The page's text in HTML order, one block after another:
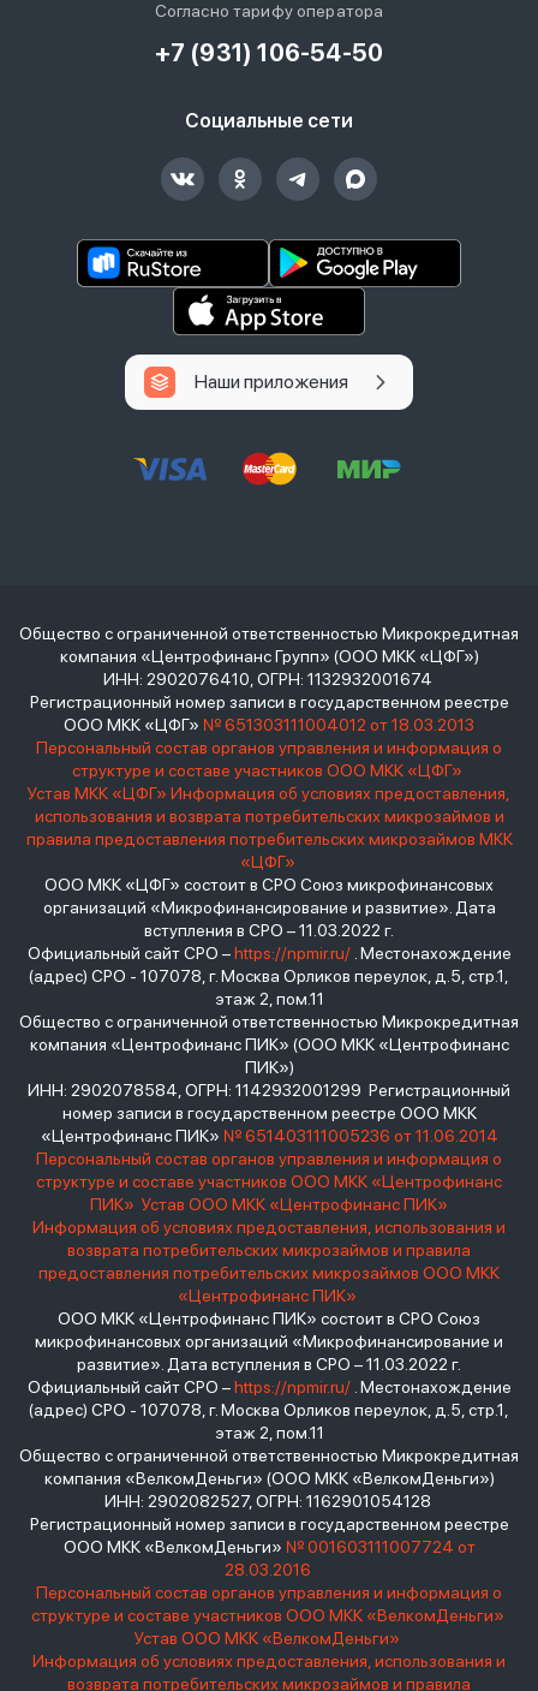
Согласно тарифу оператора
+7 (931) 106-54-50
Социальные сети
Наши приложения
Общество с ограниченной ответственностью Микрокредитная
компания «Центрофинанс Групп» (ООО МКК «ЦФГ»)
ИНН: 2902076410, ОГРН: 1132932001674
Регистрационный номер записи в государственном реестре
ООО МКК «ЦФГ» № 651303111004012 от 18.03.2013
Персональный состав органов управления и информация о
структуре и составе участников ООО МКК «ЦФГ»
Устав МКК «ЦФГ» Информация об условиях предоставления,
использования и возврата потребительских микрозаймов и
правила предоставления потребительских микрозаймов МКК
«ЦФГ»
ООО МКК «ЦФГ» состоит в СРО Союз микрофинансовых
организаций «Микрофинансирование и развитие». Дата
вступления в СРО – 11.03.2022 г.
Официальный сайт СРО –https://npmir.ru/. Местонахождение
(адрес) СРО - 107078, г. Москва Орликов переулок, д.5, стр.1,
этаж 2, пом.11
Общество с ограниченной ответственностью Микрокредитная
компания «Центрофинанс ПИК» (ООО МКК «Центрофинанс
ПИК»)
ИНН: 2902078584, ОГРН: 1142932001299 Регистрационный
номер записи в государственном реестре ООО МКК
«Центрофинанс ПИК» № 651403111005236 от 11.06.2014
Персональный состав органов управления и информация о
структуре и составе участников ООО МКК «Центрофинанс
ПИК» Устав ООО МКК «Центрофинанс ПИК»
Информация об условиях предоставления, использования и
возврата потребительских микрозаймов и правила
предоставления потребительских микрозаймов ООО МКК
«Центрофинанс ПИК»
ООО МКК «Центрофинанс ПИК» состоит в СРО Союз
микрофинансовых организаций «Микрофинансирование и
развитие». Дата вступления в СРО – 11.03.2022 г.
Официальный сайт СРО –https://npmir.ru/. Местонахождение
(адрес) СРО - 107078, г. Москва Орликов переулок, д.5, стр.1,
этаж 2, пом.11
Общество с ограниченной ответственностью Микрокредитная
компания «ВелкомДеньги» (ООО МКК «ВелкомДеньги»)
ИНН: 2902082527, ОГРН: 1162901054128
Регистрационный номер записи в государственном реестре
ООО МКК «ВелкомДеньги» № 001603111007724 от
28.03.2016
Персональный состав органов управления и информация о
структуре и составе участников ООО МКК «ВелкомДеньги»
Устав ООО МКК «ВелкомДеньги»
Информация об условиях предоставления, использования и
возврата потребительских микрозаймов и правила